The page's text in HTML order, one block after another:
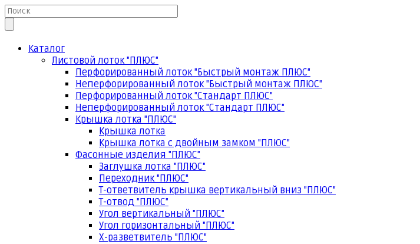
Каталог
Листовой лоток "ПЛЮС"
Перфорированный лоток "Быстрый монтаж ПЛЮС"
Неперфорированный лоток "Быстрый монтаж ПЛЮС"
Перфорированный лоток "Стандарт ПЛЮС"
Неперфорированный лоток "Стандарт ПЛЮС"
Крышка лотка "ПЛЮС"
Крышка лотка
Крышка лотка с двойным замком "ПЛЮС"
Фасонные изделия "ПЛЮС"
Заглушка лотка "ПЛЮС"
Переходник "ПЛЮС"
Т-ответвитель крышка вертикальный вниз "ПЛЮС"
Т-отвод "ПЛЮС"
Угол вертикальный "ПЛЮС"
Угол горизонтальный "ПЛЮС"
Х-разветвитель "ПЛЮС"